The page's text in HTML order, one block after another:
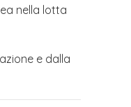
nella lotta
e dalla